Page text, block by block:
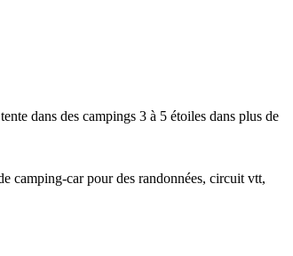
dans des campings 3 à 5 étoiles dans plus de
camping-car pour des randonnées, circuit vtt,